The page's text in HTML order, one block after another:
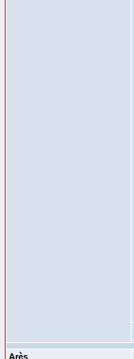
Arès